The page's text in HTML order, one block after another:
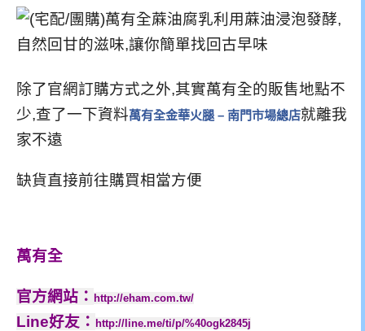
除了官網訂購方式之外,其實萬有全的販售地點不
少,查了一下資料萬有全金華火腿 – 南門市場總店就離我
家不遠
缺貨直接前往購買相當方便
萬有全
官方網站： http://eham.com.tw/
Line好友： http://line.me/ti/p/%40ogk2845j